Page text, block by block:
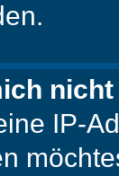
IP-